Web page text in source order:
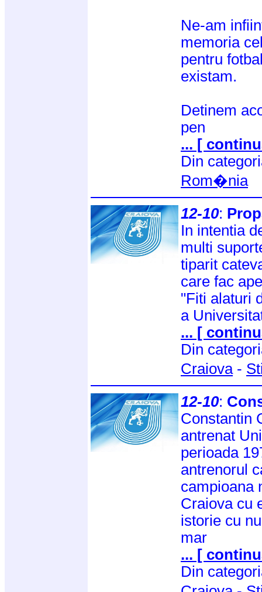
Ne-am
memoria
pentru
existam.
Detinem
pen
... [
Din
Rom�nia
12-10:
In intentia
multi
tiparit
care fac
"Fiti alaturi
a
... [
Din
Craiova-
12-10:
Constantin
antrenat
perioada
antrenorul
campioana
Craiova cu
istorie cu
mar
... [
Din